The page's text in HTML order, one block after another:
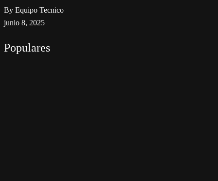
By Equipo Tecnico
junio 8, 2025
Populares